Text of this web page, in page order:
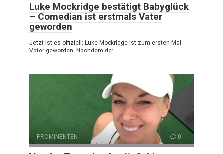
Luke Mockridge bestätigt Babyglück
– Comedian ist erstmals Vater
geworden
Jetzt ist es offiziell: Luke Mockridge ist zum ersten Mal
Vater geworden. Nachdem der
PROMINENTEN 0